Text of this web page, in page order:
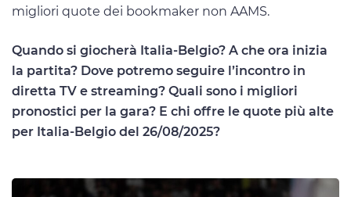
migliori quote dei bookmaker non AAMS.
Quando si giocherà Italia-Belgio? A che ora inizia
la partita? Dove potremo seguire l’incontro in
diretta TV e streaming? Quali sono i migliori
pronostici per la gara? E chi offre le quote più alte
per Italia-Belgio del 26/08/2025?